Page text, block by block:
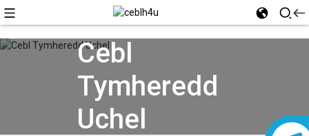
Cebl
Tymheredd
Uchel